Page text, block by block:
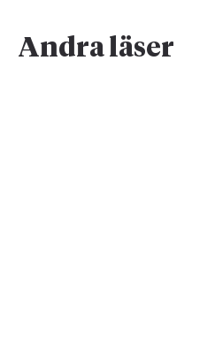
Andra läser